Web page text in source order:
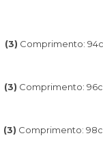
(3) Comprimento:
(3) Comprimento:
(3) Comprimento: